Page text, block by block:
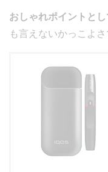
おしゃれポイントと
も言えないかっこよさ